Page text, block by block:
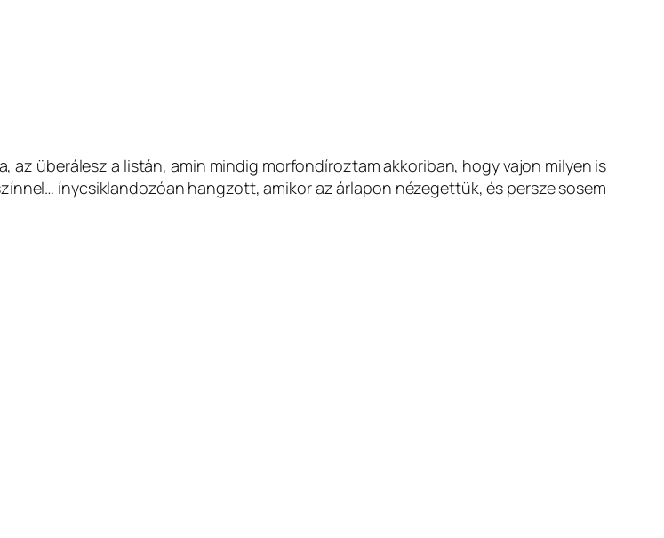
az überálesz a listán, amin mindig morfondíroztam akkoriban, hogy vajon milyen is
ínycsiklandozóan hangzott, amikor az árlapon nézegettük, és persze sosem